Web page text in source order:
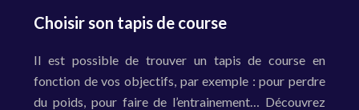
Choisir son tapis de course
Il est possible de trouver un tapis de course en
fonction de vos objectifs, par exemple : pour perdre
du poids, pour faire de l’entrainement… Découvrez